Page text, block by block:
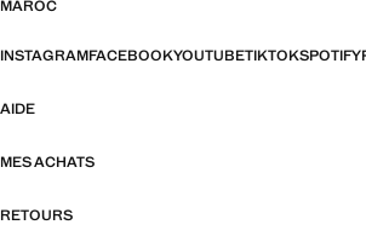
MAROC
INSTAGRAMFACEBOOKYOUTUBETIKTOKSPOTIFY
AIDE
MES ACHATS
RETOURS